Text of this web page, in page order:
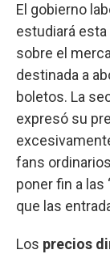
El gobierno
estudiará
sobre el
destinada a
boletos. La
expresó su
fans
poner fin a las
que las
Los precios